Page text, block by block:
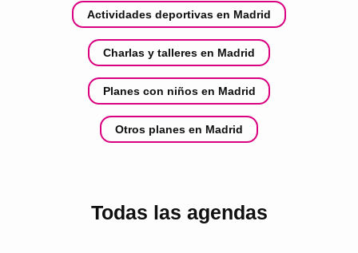
Actividades deportivas en Madrid
Charlas y talleres en Madrid
Planes con niños en Madrid
Otros planes en Madrid
Todas las agendas